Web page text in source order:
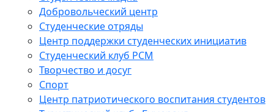
Добровольческий центр
Студенческие отряды
Центр поддержки студенческих инициатив
Студенческий клуб РСМ
Творчество и досуг
Спорт
Центр патриотического воспитания студентов